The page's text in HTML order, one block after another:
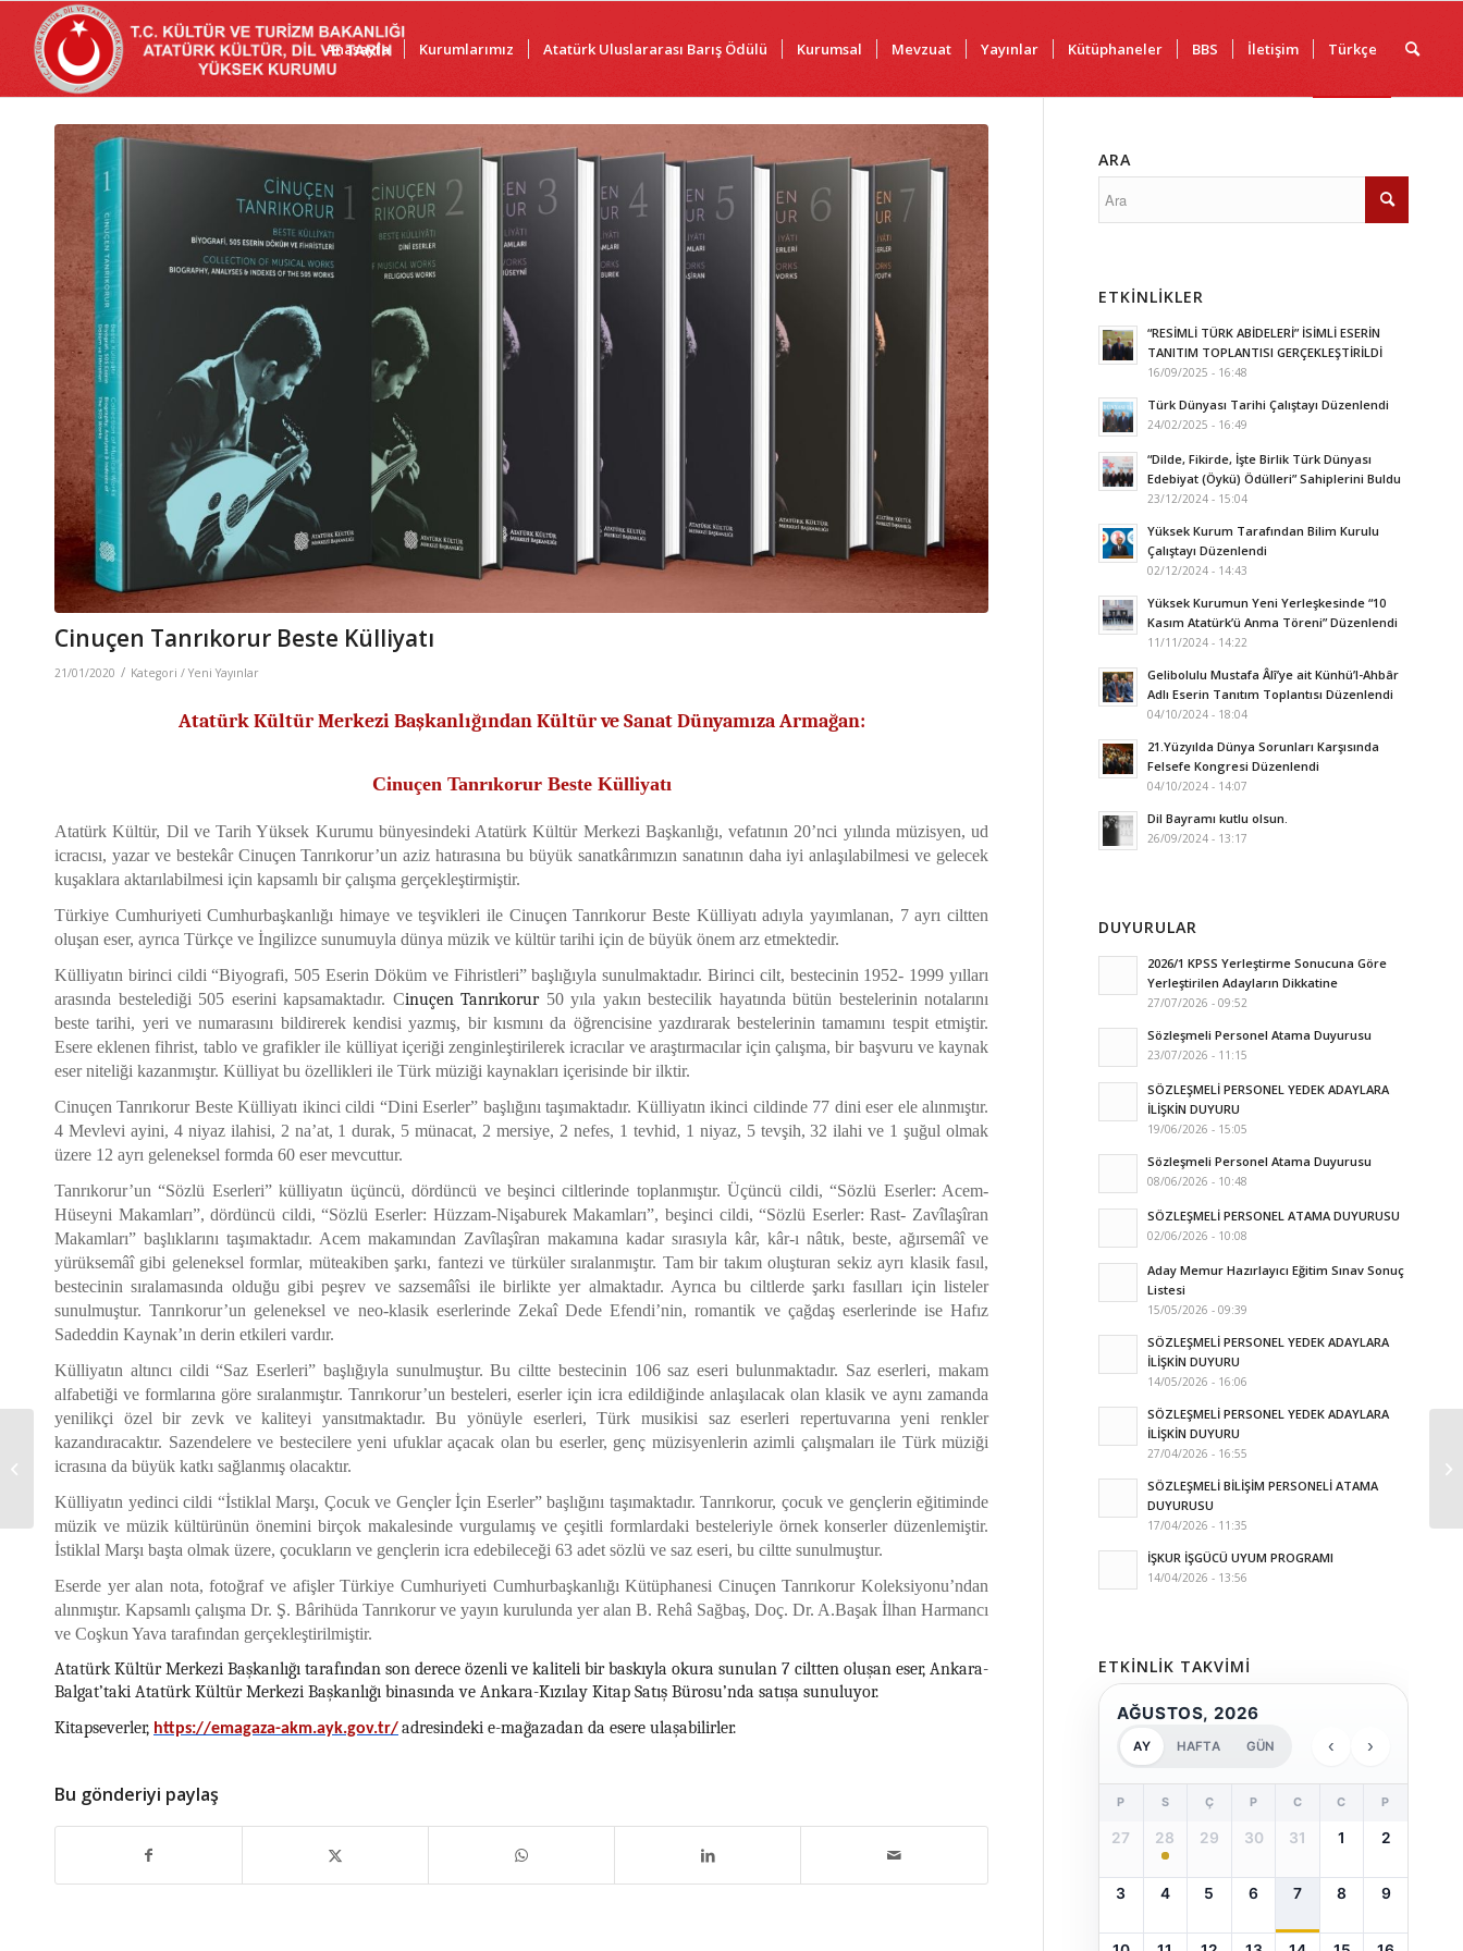
Anasayfa Kurumlarımız Atatürk Uluslararası Barış Ödülü Kurumsal Mevzuat Yayınlar Kütüphaneler BBS İletişim Türkçe
Cinuçen Tanrıkorur Beste Külliyatı
21/01/2020 / Kategori / Yeni Yayınlar
Atatürk Kültür Merkezi Başkanlığından Kültür ve Sanat Dünyamıza Armağan:
Cinuçen Tanrıkorur Beste Külliyatı
Atatürk Kültür, Dil ve Tarih Yüksek Kurumu bünyesindeki Atatürk Kültür Merkezi Başkanlığı, vefatının 20’nci yılında müzisyen, ud
icracısı, yazar ve bestekâr Cinuçen Tanrıkorur’un aziz hatırasına bu büyük sanatkârımızın sanatının daha iyi anlaşılabilmesi ve gelecek
kuşaklara aktarılabilmesi için kapsamlı bir çalışma gerçekleştirmiştir.
Türkiye Cumhuriyeti Cumhurbaşkanlığı himaye ve teşvikleri ile Cinuçen Tanrıkorur Beste Külliyatı adıyla yayımlanan, 7 ayrı ciltten
oluşan eser, ayrıca Türkçe ve İngilizce sunumuyla dünya müzik ve kültür tarihi için de büyük önem arz etmektedir.
Külliyatın birinci cildi “Biyografi, 505 Eserin Döküm ve Fihristleri” başlığıyla sunulmaktadır. Birinci cilt, bestecinin 1952- 1999 yılları
arasında bestelediği 505 eserini kapsamaktadır. Cinuçen Tanrıkorur50 yıla yakın bestecilik hayatında bütün bestelerinin notalarını
beste tarihi, yeri ve numarasını bildirerek kendisi yazmış, bir kısmını da öğrencisine yazdırarak bestelerinin tamamını tespit etmiştir.
Esere eklenen fihrist, tablo ve grafikler ile külliyat içeriği zenginleştirilerek icracılar ve araştırmacılar için çalışma, bir başvuru ve kaynak
eser niteliği kazanmıştır. Külliyat bu özellikleri ile Türk müziği kaynakları içerisinde bir ilktir.
Cinuçen Tanrıkorur Beste Külliyatı ikinci cildi “Dini Eserler” başlığını taşımaktadır. Külliyatın ikinci cildinde 77 dini eser ele alınmıştır.
4 Mevlevi ayini, 4 niyaz ilahisi, 2 na’at, 1 durak, 5 münacat, 2 mersiye, 2 nefes, 1 tevhid, 1 niyaz, 5 tevşih, 32 ilahi ve 1 şuğul olmak
üzere 12 ayrı geleneksel formda 60 eser mevcuttur.
Tanrıkorur’un “Sözlü Eserleri” külliyatın üçüncü, dördüncü ve beşinci ciltlerinde toplanmıştır. Üçüncü cildi, “Sözlü Eserler: Acem-
Hüseyni Makamları”, dördüncü cildi, “Sözlü Eserler: Hüzzam-Nişaburek Makamları”, beşinci cildi, “Sözlü Eserler: Rast- Zavîlaşîran
Makamları” başlıklarını taşımaktadır. Acem makamından Zavîlaşîran makamına kadar sırasıyla kâr, kâr-ı nâtık, beste, ağırsemâî ve
yürüksemâî gibi geleneksel formlar, müteakiben şarkı, fantezi ve türküler sıralanmıştır. Tam bir takım oluşturan sekiz ayrı klasik fasıl,
bestecinin sıralamasında olduğu gibi peşrev ve sazsemâîsi ile birlikte yer almaktadır. Ayrıca bu ciltlerde şarkı fasılları için listeler
sunulmuştur. Tanrıkorur’un geleneksel ve neo-klasik eserlerinde Zekaî Dede Efendi’nin, romantik ve çağdaş eserlerinde ise Hafız
Sadeddin Kaynak’ın derin etkileri vardır.
Külliyatın altıncı cildi “Saz Eserleri” başlığıyla sunulmuştur. Bu ciltte bestecinin 106 saz eseri bulunmaktadır. Saz eserleri, makam
alfabetiği ve formlarına göre sıralanmıştır. Tanrıkorur’un besteleri, eserler için icra edildiğinde anlaşılacak olan klasik ve aynı zamanda
yenilikçi özel bir zevk ve kaliteyi yansıtmaktadır. Bu yönüyle eserleri, Türk musikisi saz eserleri repertuvarına yeni renkler
kazandıracaktır. Sazendelere ve bestecilere yeni ufuklar açacak olan bu eserler, genç müzisyenlerin azimli çalışmaları ile Türk müziği
icrasına da büyük katkı sağlanmış olacaktır.
Külliyatın yedinci cildi “İstiklal Marşı, Çocuk ve Gençler İçin Eserler” başlığını taşımaktadır. Tanrıkorur, çocuk ve gençlerin eğitiminde
müzik ve müzik kültürünün önemini birçok makalesinde vurgulamış ve çeşitli formlardaki besteleriyle örnek konserler düzenlemiştir.
İstiklal Marşı başta olmak üzere, çocukların ve gençlerin icra edebileceği 63 adet sözlü ve saz eseri, bu ciltte sunulmuştur.
Eserde yer alan nota, fotoğraf ve afişler Türkiye Cumhuriyeti Cumhurbaşkanlığı Kütüphanesi Cinuçen Tanrıkorur Koleksiyonu’ndan
alınmıştır. Kapsamlı çalışma Dr. Ş. Bârihüda Tanrıkorur ve yayın kurulunda yer alan B. Rehâ Sağbaş, Doç. Dr. A.Başak İlhan Harmancı
ve Coşkun Yava tarafından gerçekleştirilmiştir.
Atatürk Kültür Merkezi Başkanlığı tarafından son derece özenli ve kaliteli bir baskıyla okura sunulan 7 ciltten oluşan eser, Ankara-
Balgat’taki Atatürk Kültür Merkezi Başkanlığı binasında ve Ankara-Kızılay Kitap Satış Bürosu’nda satışa sunuluyor.
Kitapseverler, https://emagaza-akm.ayk.gov.tr/adresindeki e-mağazadan da esere ulaşabilirler.
Bu gönderiyi paylaş
ARA
ETKINLIKLER
“RESİMLİ TÜRK ABİDELERİ” İSİMLİ ESERİN
TANITIM TOPLANTISI GERÇEKLEŞTİRİLDİ
16/09/2025 - 16:48
Türk Dünyası Tarihi Çalıştayı Düzenlendi
24/02/2025 - 16:49
“Dilde, Fikirde, İşte Birlik Türk Dünyası
Edebiyat (Öykü) Ödülleri” Sahiplerini Buldu
23/12/2024 - 15:04
Yüksek Kurum Tarafından Bilim Kurulu
Çalıştayı Düzenlendi
02/12/2024 - 14:43
Yüksek Kurumun Yeni Yerleşkesinde “10
Kasım Atatürk’ü Anma Töreni” Düzenlendi
11/11/2024 - 14:22
Gelibolulu Mustafa Âlî’ye ait Künhü’l-Ahbâr
Adlı Eserin Tanıtım Toplantısı Düzenlendi
04/10/2024 - 18:04
21.Yüzyılda Dünya Sorunları Karşısında
Felsefe Kongresi Düzenlendi
04/10/2024 - 14:07
Dil Bayramı kutlu olsun.
26/09/2024 - 13:17
DUYURULAR
2026/1 KPSS Yerleştirme Sonucuna Göre
Yerleştirilen Adayların Dikkatine
27/07/2026 - 09:52
Sözleşmeli Personel Atama Duyurusu
23/07/2026 - 11:15
SÖZLEŞMELİ PERSONEL YEDEK ADAYLARA
İLİŞKİN DUYURU
19/06/2026 - 15:05
Sözleşmeli Personel Atama Duyurusu
08/06/2026 - 10:48
SÖZLEŞMELİ PERSONEL ATAMA DUYURUSU
02/06/2026 - 10:08
Aday Memur Hazırlayıcı Eğitim Sınav Sonuç
Listesi
15/05/2026 - 09:39
SÖZLEŞMELİ PERSONEL YEDEK ADAYLARA
İLİŞKİN DUYURU
14/05/2026 - 16:06
SÖZLEŞMELİ PERSONEL YEDEK ADAYLARA
İLİŞKİN DUYURU
27/04/2026 - 16:55
SÖZLEŞMELİ BİLİŞİM PERSONELİ ATAMA
DUYURUSU
17/04/2026 - 11:35
İŞKUR İŞGÜCÜ UYUM PROGRAMI
14/04/2026 - 13:56
ETKINLIK TAKVIMI
AĞUSTOS, 2026
AY HAFTA GÜN ‹ ›
P S Ç P C C P
27 28 29 30 31 1 2
3 4 5 6 7 8 9
Yüksek Kurumda